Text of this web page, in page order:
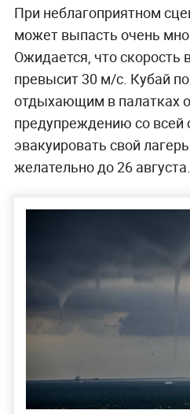
При неблагоприятном
может выпасть очень
Ожидается, что скорость
превысит 30 м/с. Кубай
отдыхающим в палатках
предупреждению со всей
эвакуировать свой
желательно до 26 августа.